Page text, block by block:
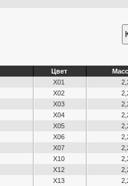
Цвет
X01
X02
X03
X04
X05
X06
X07
X10
X12
X13